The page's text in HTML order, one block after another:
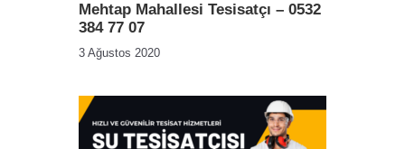
Mehtap Mahallesi Tesisatçı – 0532
384 77 07
3 Ağustos 2020